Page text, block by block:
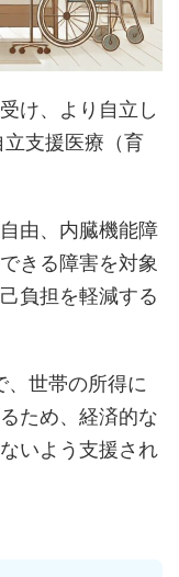
け、より自立し
支援医療（育
由、内臓機能障
きる障害を対象
負担を軽減する
、世帯の所得に
ため、経済的な
いよう支援され